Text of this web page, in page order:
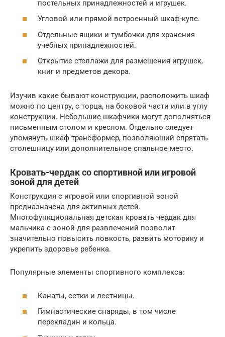
постельных принадлежностей и игрушек.
Угловой или прямой встроенный шкаф-купе.
Отдельные ящики и тумбочки для хранения
учебных принадлежностей.
Открытие стеллажи для размещения игрушек,
книг и предметов декора.
Изучив какие бывают конструкции, расположить шкаф
можно по центру, с торца, на боковой части или в углу
конструкции. Небольшие шкафчики могут дополняться
письменным столом и креслом. Отдельно следует
упомянуть шкаф трансформер, позволяющий спрятать
столешницу или дополнительное спальное место.
Кровать-чердак со спортивной или игровой
зоной для детей
Конструкция с игровой или спортивной зоной
предназначена для активных детей.
Многофункциональная детская кровать чердак для
мальчика с зоной для развлечений позволит
значительно повысить ловкость, развить моторику и
укрепить здоровье ребенка.
Популярные элементы спортивного комплекса:
Канаты, сетки и лестницы.
Гимнастические снаряды, в том числе
перекладин и кольца.